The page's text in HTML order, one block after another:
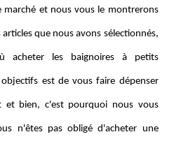
marché et nous vous le montrerons
que nous avons sélectionnés,
acheter les baignoires à petits
est de vous faire dépenser
et bien, c'est pourquoi nous vous
n'êtes pas obligé d'acheter une